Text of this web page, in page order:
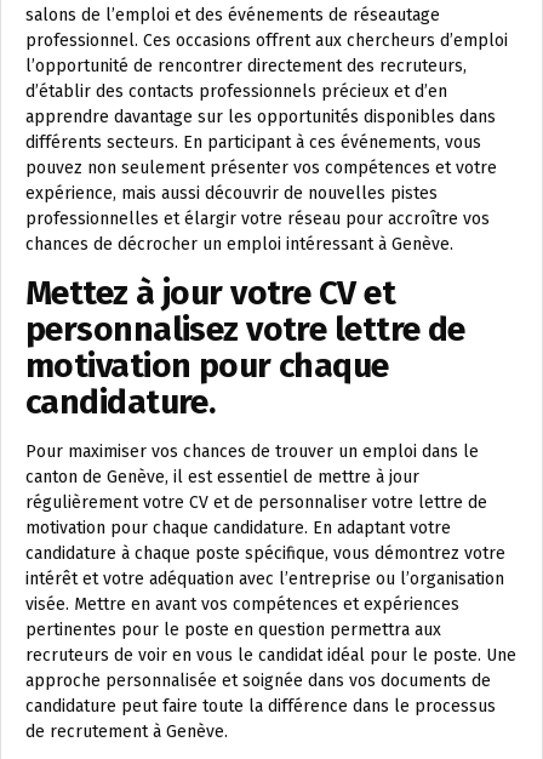
salons de l’emploi et des événements de réseautage
professionnel. Ces occasions offrent aux chercheurs d’emploi
l’opportunité de rencontrer directement des recruteurs,
d’établir des contacts professionnels précieux et d’en
apprendre davantage sur les opportunités disponibles dans
différents secteurs. En participant à ces événements, vous
pouvez non seulement présenter vos compétences et votre
expérience, mais aussi découvrir de nouvelles pistes
professionnelles et élargir votre réseau pour accroître vos
chances de décrocher un emploi intéressant à Genève.
Mettez à jour votre CV et
personnalisez votre lettre de
motivation pour chaque
candidature.
Pour maximiser vos chances de trouver un emploi dans le
canton de Genève, il est essentiel de mettre à jour
régulièrement votre CV et de personnaliser votre lettre de
motivation pour chaque candidature. En adaptant votre
candidature à chaque poste spécifique, vous démontrez votre
intérêt et votre adéquation avec l’entreprise ou l’organisation
visée. Mettre en avant vos compétences et expériences
pertinentes pour le poste en question permettra aux
recruteurs de voir en vous le candidat idéal pour le poste. Une
approche personnalisée et soignée dans vos documents de
candidature peut faire toute la différence dans le processus
de recrutement à Genève.